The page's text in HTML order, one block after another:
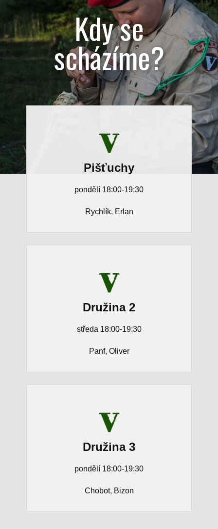
Kdy se
scházíme?
Pišťuchy
pondělí 18:00-19:30
Rychlík, Erlan
Družina 2
středa 18:00-19:30
Panf, Oliver
Družina 3
pondělí 18:00-19:30
Chobot, Bizon